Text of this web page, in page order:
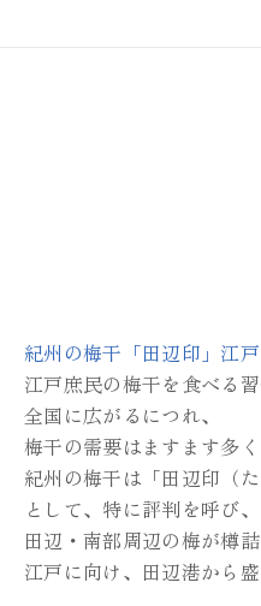
紀州の梅干「田辺印」江
江戸庶民の梅干を食べる習
全国に広がるにつれ、
梅干の需要はますます多く
紀州の梅干は「田辺印（た
として、特に評判を呼び、
田辺・南部周辺の梅が樽詰
江戸に向け、田辺港から盛